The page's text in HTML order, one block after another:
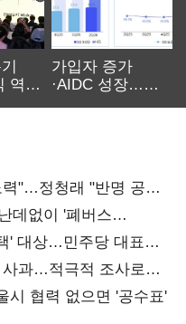
역대
가입자 증가
·AIDC 성장…
"…정청래 "반명 공세
데없이 '폐버스
' 대상…민주당 대표로
사과…적극적 조사로
시 협력 없으면 '공수표'